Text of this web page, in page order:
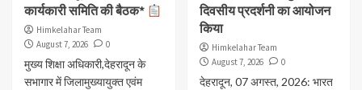
कार्यकारी समिति की बैठक*
Himkelahar Team
August 7, 2026
0
मुख्य शिक्षा अधिकारी,देहरादून के
सभागार में जिलामुख्यायुक्त एवंम
दिवसीय प्रदर्शनी का आयोजन
किया
Himkelahar Team
August 7, 2026
0
देहरादून, 07 अगस्त, 2026: भारत